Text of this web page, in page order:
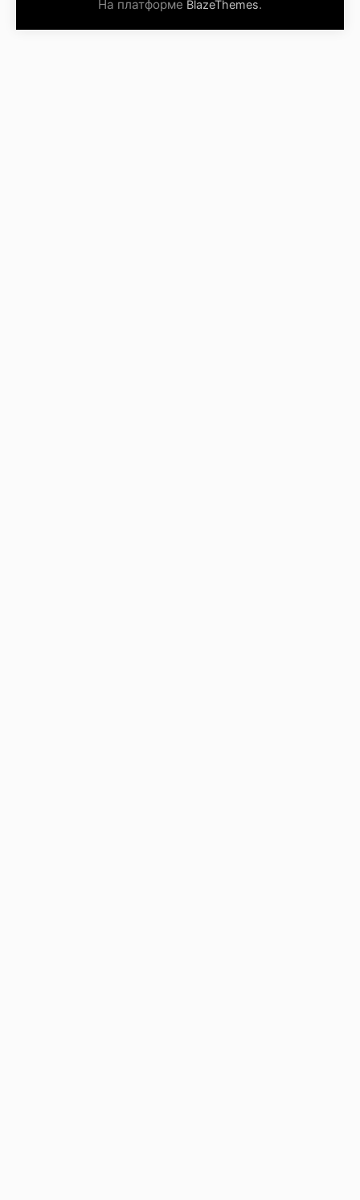
На платформе BlazeThemes.